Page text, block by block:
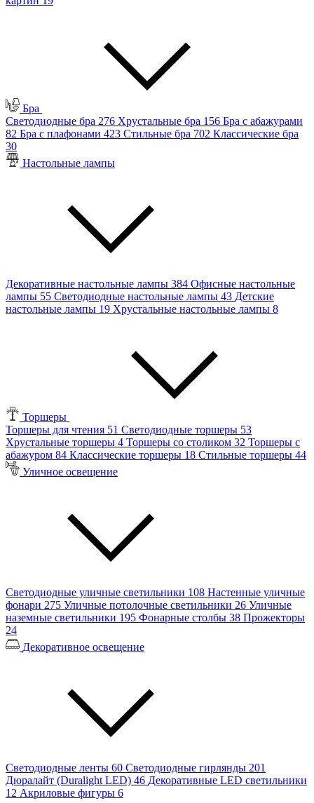
Бра
Светодиодные бра 276 Хрустальные бра 156 Бра с абажурами
82 Бра с плафонами 423 Стильные бра 702 Классические бра
30
Настольные лампы
Декоративные настольные лампы 384 Офисные настольные
лампы 55 Светодиодные настольные лампы 43 Детские
настольные лампы 19 Хрустальные настольные лампы 8
Торшеры
Торшеры для чтения 51 Светодиодные торшеры 53
Хрустальные торшеры 4 Торшеры со столиком 32 Торшеры с
абажуром 84 Классические торшеры 18 Стильные торшеры 44
Уличное освещение
Светодиодные уличные светильники 108 Настенные уличные
фонари 275 Уличные потолочные светильники 26 Уличные
наземные светильники 195 Фонарные столбы 38 Прожекторы
24
Декоративное освещение
Светодиодные ленты 60 Светодиодные гирлянды 201
Дюралайт (Duralight LED) 46 Декоративные LED светильники
12 Акриловые фигуры 6